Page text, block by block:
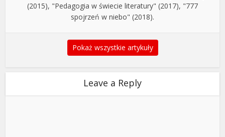
(2015), "Pedagogia w świecie literatury" (2017), "777
spojrzeń w niebo" (2018).
Pokaż wszystkie artykuły
Leave a Reply